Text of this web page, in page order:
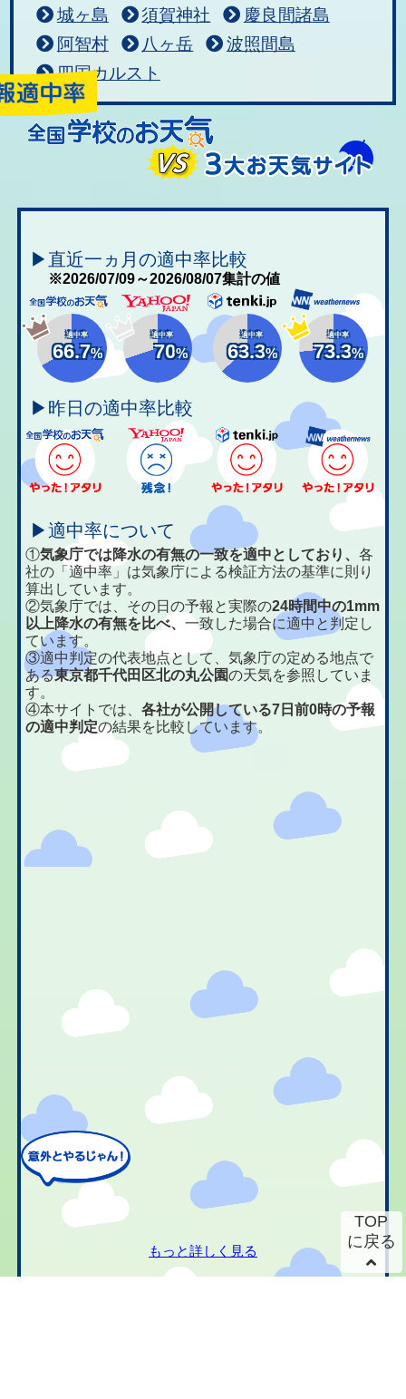
城ヶ島
須賀神社
慶良間諸島
阿智村
八ヶ岳
波照間島
四国カルスト
▶直近一ヵ月の適中率比較
※2026/07/09～2026/08/07集計の値
適中率
66.7%
適中率
70%
適中率
63.3%
適中率
73.3%
▶昨日の適中率比較
▶適中率について
①気象庁では降水の有無の一致を適中としており、各
社の「適中率」は気象庁による検証方法の基準に則り
算出しています。
②気象庁では、その日の予報と実際の24時間中の1mm
以上降水の有無を比べ、一致した場合に適中と判定し
ています。
③適中判定の代表地点として、気象庁の定める地点で
ある東京都千代田区北の丸公園の天気を参照していま
す。
④本サイトでは、各社が公開している7日前0時の予報
の適中判定の結果を比較しています。
もっと詳しく見る
TOP
に戻る